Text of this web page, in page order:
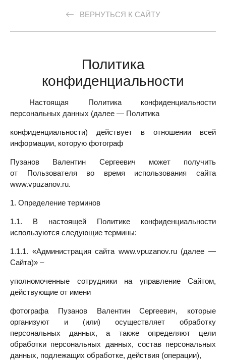
ВЕРНУТЬСЯ К САЙТУ
Политика
конфиденциальности
Настоящая Политика конфиденциальности
персональных данных (далее — Политика
конфиденциальности) действует в отношении всей
информации, которую фотограф
Пузанов Валентин Сергеевич может получить
от Пользователя во время использования сайта
www.vpuzanov.ru.
1. Определение терминов
1.1. В настоящей Политике конфиденциальности
используются следующие термины:
1.1.1. «Администрация сайта www.vpuzanov.ru (далее —
Сайта)» –
уполномоченные сотрудники на управление Сайтом,
действующие от имени
фотографа Пузанов Валентин Сергеевич, которые
организуют и (или) осуществляет обработку
персональных данных, а также определяют цели
обработки персональных данных, состав персональных
данных, подлежащих обработке, действия (операции),